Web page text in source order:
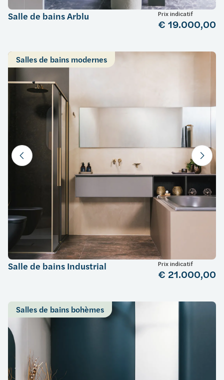
Salle de bains Arblu Prix indicatif
€ 19.000,00
Salles de bains modernes
Salle de bains Industrial Prix indicatif
€ 21.000,00
Salles de bains bohèmes